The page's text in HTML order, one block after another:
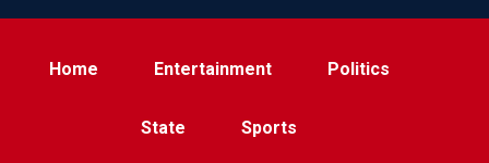
Home Entertainment Politics
State Sports